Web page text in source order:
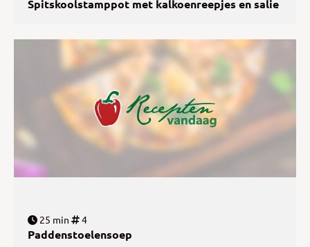
Spitskoolstamppot met kalkoenreepjes en salie
25 min 4
Paddenstoelensoep